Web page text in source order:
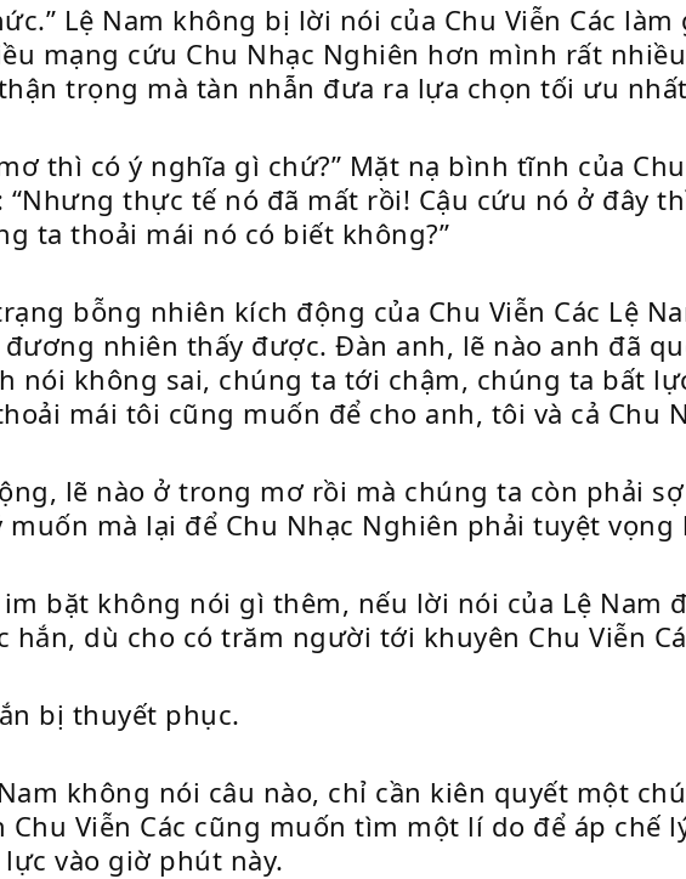
Lệ Nam không bị lời nói của Chu Viễn Các
mạng cứu Chu Nhạc Nghiên hơn mình rất
trọng mà tàn nhẫn đưa ra lựa chọn tối ưu
thì có ý nghĩa gì chứ?” Mặt nạ bình tĩnh của
“Nhưng thực tế nó đã mất rồi! Cậu cứu nó ở đây
ta thoải mái nó có biết không?”
bỗng nhiên kích động của Chu Viễn Các Lệ
đương nhiên thấy được. Đàn anh, lẽ nào anh đã
nói không sai, chúng ta tới chậm, chúng ta bất
mái tôi cũng muốn để cho anh, tôi và cả Chu
lẽ nào ở trong mơ rồi mà chúng ta còn phải
mà lại để Chu Nhạc Nghiên phải tuyệt vọng
im bặt không nói gì thêm, nếu lời nói của Lệ
dù cho có trăm người tới khuyên Chu Viễn
bị thuyết phục.
không nói câu nào, chỉ cần kiên quyết một
Viễn Các cũng muốn tìm một lí do để áp chế
vào giờ phút này.